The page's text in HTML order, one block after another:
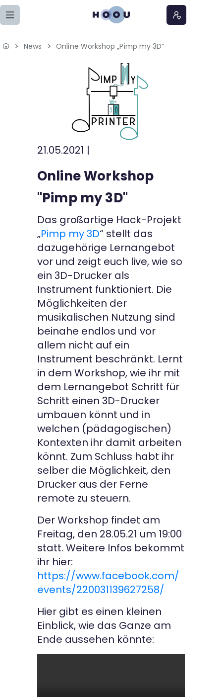
Zum Seiteninhalt springen
Home
Meine Lernangebote
Veranstaltungen
Kontakt
News Online Workshop „Pimp my 3D“
21.05.2021 |
Online Workshop
"Pimp my 3D"
Das großartige Hack-Projekt
„Pimp my 3D“ stellt das
dazugehörige Lernangebot
vor und zeigt euch live, wie so
ein 3D-Drucker als
Instrument funktioniert. Die
Möglichkeiten der
musikalischen Nutzung sind
beinahe endlos und vor
allem nicht auf ein
Instrument beschränkt. Lernt
in dem Workshop, wie ihr mit
dem Lernangebot Schritt für
Schritt einen 3D-Drucker
umbauen könnt und in
welchen (pädagogischen)
Kontexten ihr damit arbeiten
könnt. Zum Schluss habt ihr
selber die Möglichkeit, den
Drucker aus der Ferne
remote zu steuern.
Der Workshop findet am
Freitag, den 28.05.21 um 19:00
statt. Weitere Infos bekommt
ihr hier:
https://www.facebook.com/
events/220031139627258/
Hier gibt es einen kleinen
Einblick, wie das Ganze am
Ende aussehen könnte: